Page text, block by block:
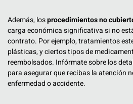
Además, losprocedimientos no
carga económica significativa si no
contrato. Por ejemplo, tratamientos
plásticas, y ciertos tipos de
reembolsados. Infórmate sobre los
para asegurar que recibas la atención
enfermedad o accidente.